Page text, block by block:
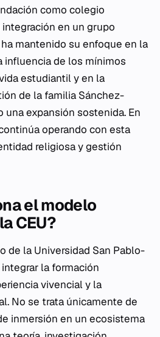
como colegio
en un grupo
mantenido su enfoque en la
influencia de los mínimos
estudiantil y en la
de la familia Sánchez-
una expansión sostenida. En
operando con esta
religiosa y gestión
el modelo
CEU?
de la Universidad San Pablo-
la formación
vivencial y la
No se trata únicamente de
inmersión en un ecosistema